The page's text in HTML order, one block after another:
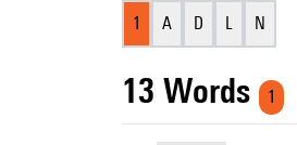
1 A D L N
13 Words 1